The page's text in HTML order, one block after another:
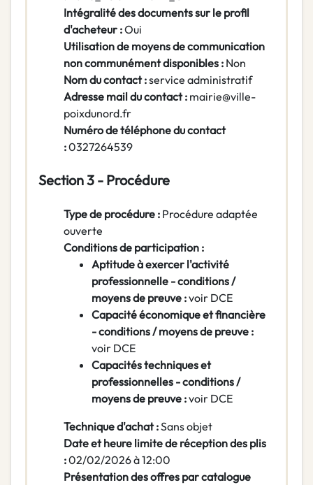
Intégralité des documents sur le profil
d'acheteur :Oui
Utilisation de moyens de communication
non communément disponibles : Non
Nom du contact :service administratif
Adresse mail du contact : mairie@ville-
poixdunord.fr
Numéro de téléphone du contact
:0327264539
Section 3 - Procédure
Type de procédure : Procédure adaptée
ouverte
Conditions de participation :
Aptitude à exercer l'activité
professionnelle - conditions /
moyens de preuve :voir DCE
Capacité économique et financière
- conditions / moyens de preuve :
voir DCE
Capacités techniques et
professionnelles - conditions /
moyens de preuve :voir DCE
Technique d'achat :Sans objet
Date et heure limite de réception des plis
:02/02/2026 à 12:00
Présentation des offres par catalogue